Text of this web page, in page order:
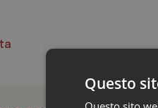
Questo